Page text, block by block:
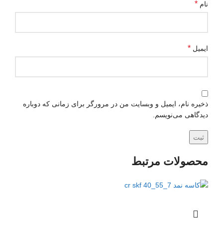
نام *
ایمیل *
ذخیره نام، ایمیل و وبسایت من در مرورگر برای زمانی که دوباره
دیدگاهی می‌نویسم.
محصولات مرتبط